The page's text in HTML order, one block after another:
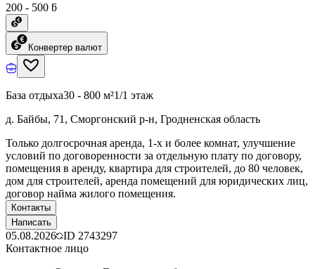
200 - 500 ƃ
Конвертер валют
База отдыха30 - 800 м²1/1 этаж
д. Байбы, 71, Сморгонский р-н, Гродненская область
Только долгосрочная аренда, 1-х и более комнат, улучшение
условий по договоренности за отдельную плату по договору,
помещения в аренду, квартира для строителей, до 80 человек,
дом для строителей, аренда помещений для юридических лиц,
договор найма жилого помещения.
Контакты
Написать
05.08.2026 ID 2743297
Контактное лицо